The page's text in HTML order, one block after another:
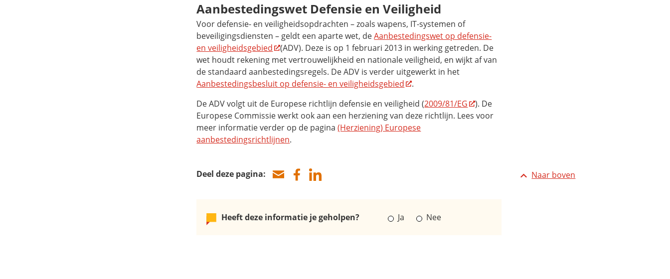
Aanbestedingswet Defensie en Veiligheid
Voor defensie- en veiligheidsopdrachten – zoals wapens, IT-systemen of
beveiligingsdiensten – geldt een aparte wet, deAanbestedingswet op defensie-
en veiligheidsgebied
(ADV). Deze is op 1 februari 2013 in werking getreden. De
wet houdt rekening met vertrouwelijkheid en nationale veiligheid, en wijkt af van
de standaard aanbestedingsregels. De ADV is verder uitgewerkt in het
Aanbestedingsbesluit op defensie- en veiligheidsgebied
.
De ADV volgt uit de Europese richtlijn defensie en veiligheid (2009/81/EG
). De
Europese Commissie werkt ook aan een herziening van deze richtlijn. Lees voor
meer informatie verder op de pagina(Herziening) Europese
aanbestedingsrichtlijnen.
Deel deze pagina:
Heeft deze informatie je geholpen? Ja Nee
Naar boven